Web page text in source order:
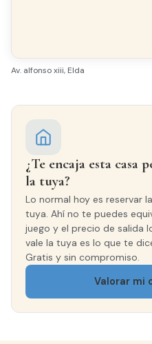
Av. alfonso xiii, Elda
¿Te encaja esta casa
la tuya?
Lo normal hoy es reservar
tuya. Ahí no te puedes
juego y el precio de salida
vale la tuya es lo que te
Gratis y sin compromiso.
Valorar mi